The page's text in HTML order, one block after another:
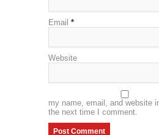
Email *
Website
my name, email, and website
the next time I comment.